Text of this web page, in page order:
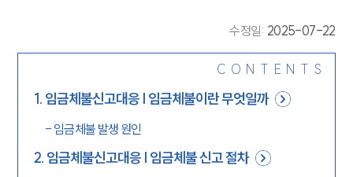
수정일: 2025-07-22
CONTENTS
1. 임금체불신고대응 | 임금체불이란 무엇일까
- 임금체불 발생 원인
2. 임금체불신고대응 | 임금체불 신고 절차